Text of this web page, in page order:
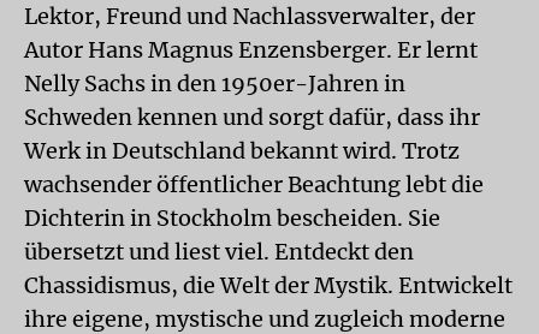
Lektor, Freund und Nachlassverwalter, der
Autor Hans Magnus Enzensberger. Er lernt
Nelly Sachs in den 1950er-Jahren in
Schweden kennen und sorgt dafür, dass ihr
Werk in Deutschland bekannt wird. Trotz
wachsender öffentlicher Beachtung lebt die
Dichterin in Stockholm bescheiden. Sie
übersetzt und liest viel. Entdeckt den
Chassidismus, die Welt der Mystik. Entwickelt
ihre eigene, mystische und zugleich moderne